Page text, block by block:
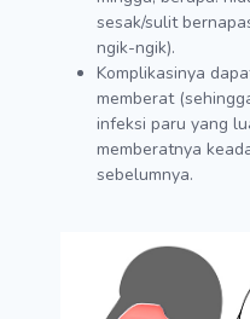
sesak/sulit
ngik-ngik).
Komplikasinya
memberat
infeksi paru yang
memberatnya
sebelumnya.